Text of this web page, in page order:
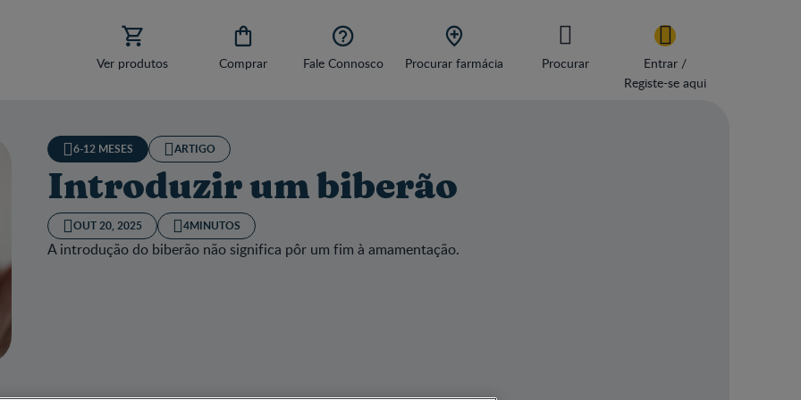

Ver produtos

Comprar

Fale Connosco

Procurar farmácia Procurar
Entrar /
Registe-se aqui
6-12 MESES ARTIGO
Introduzir um biberão
OUT 20, 2025 4MINUTOS
A introdução do biberão não significa pôr um fim à amamentação.